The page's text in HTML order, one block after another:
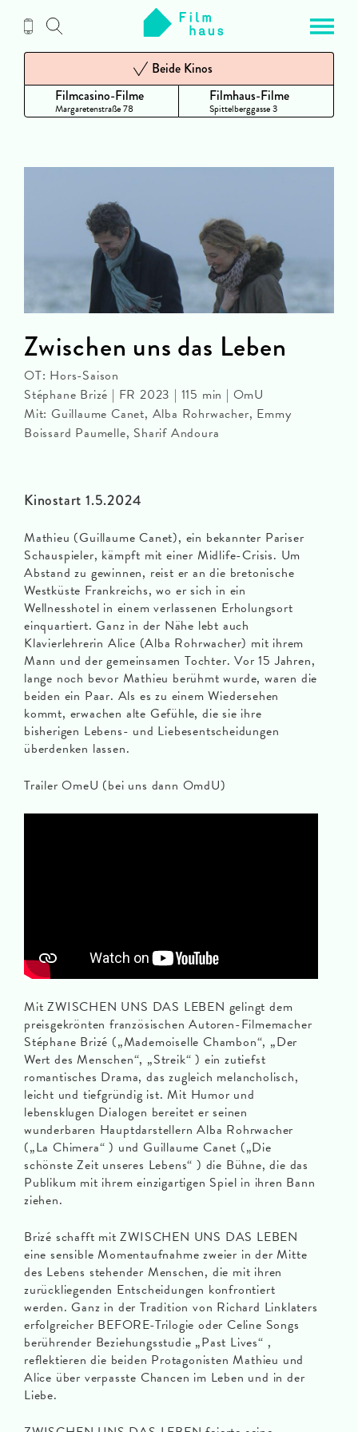
Inhalt
Filmcasino-Filme
Margaretenstraße 78
Beide Kinos
Filmhaus-Filme
Spittelberggasse 3
Kinostart 1.5.2024
Mathieu (Guillaume Canet), ein bekannter Pariser
Schauspieler, kämpft mit einer Midlife-Crisis. Um
Abstand zu gewinnen, reist er an die bretonische
Westküste Frankreichs, wo er sich in ein
Wellnesshotel in einem verlassenen Erholungsort
einquartiert. Ganz in der Nähe lebt auch
Klavierlehrerin Alice (Alba Rohrwacher) mit ihrem
Mann und der gemeinsamen Tochter. Vor 15 Jahren,
lange noch bevor Mathieu berühmt wurde, waren die
beiden ein Paar. Als es zu einem Wiedersehen
kommt, erwachen alte Gefühle, die sie ihre
bisherigen Lebens- und Liebesentscheidungen
überdenken lassen.
Trailer OmeU (bei uns dann OmdU)
Mit ZWISCHEN UNS DAS LEBEN gelingt dem
preisgekrönten französischen Autoren-Filmemacher
Stéphane Brizé („Mademoiselle Chambon“, „Der
Wert des Menschen“, „Streik“ ) ein zutiefst
romantisches Drama, das zugleich melancholisch,
leicht und tiefgründig ist. Mit Humor und
lebensklugen Dialogen bereitet er seinen
wunderbaren Hauptdarstellern Alba Rohrwacher
(„La Chimera“ ) und Guillaume Canet („Die
schönste Zeit unseres Lebens“ ) die Bühne, die das
Publikum mit ihrem einzigartigen Spiel in ihren Bann
ziehen.
Brizé schafft mit ZWISCHEN UNS DAS LEBEN
eine sensible Momentaufnahme zweier in der Mitte
des Lebens stehender Menschen, die mit ihren
zurückliegenden Entscheidungen konfrontiert
werden. Ganz in der Tradition von Richard Linklaters
erfolgreicher BEFORE-Trilogie oder Celine Songs
berührender Beziehungsstudie „Past Lives“ ,
reflektieren die beiden Protagonisten Mathieu und
Alice über verpasste Chancen im Leben und in der
Liebe.
Zwischen uns das Leben
OT: Hors-Saison
Stéphane Brizé | FR 2023 | 115 min | OmU
Mit: Guillaume Canet, Alba Rohrwacher, Emmy
Boissard Paumelle, Sharif Andoura